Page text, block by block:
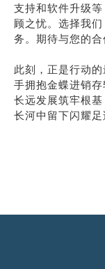
支持和软件升级
顾之忧。选择我
务。期待与您的合
此刻，正是行动
手拥抱金蝶进销
长远发展筑牢根
长河中留下闪耀足